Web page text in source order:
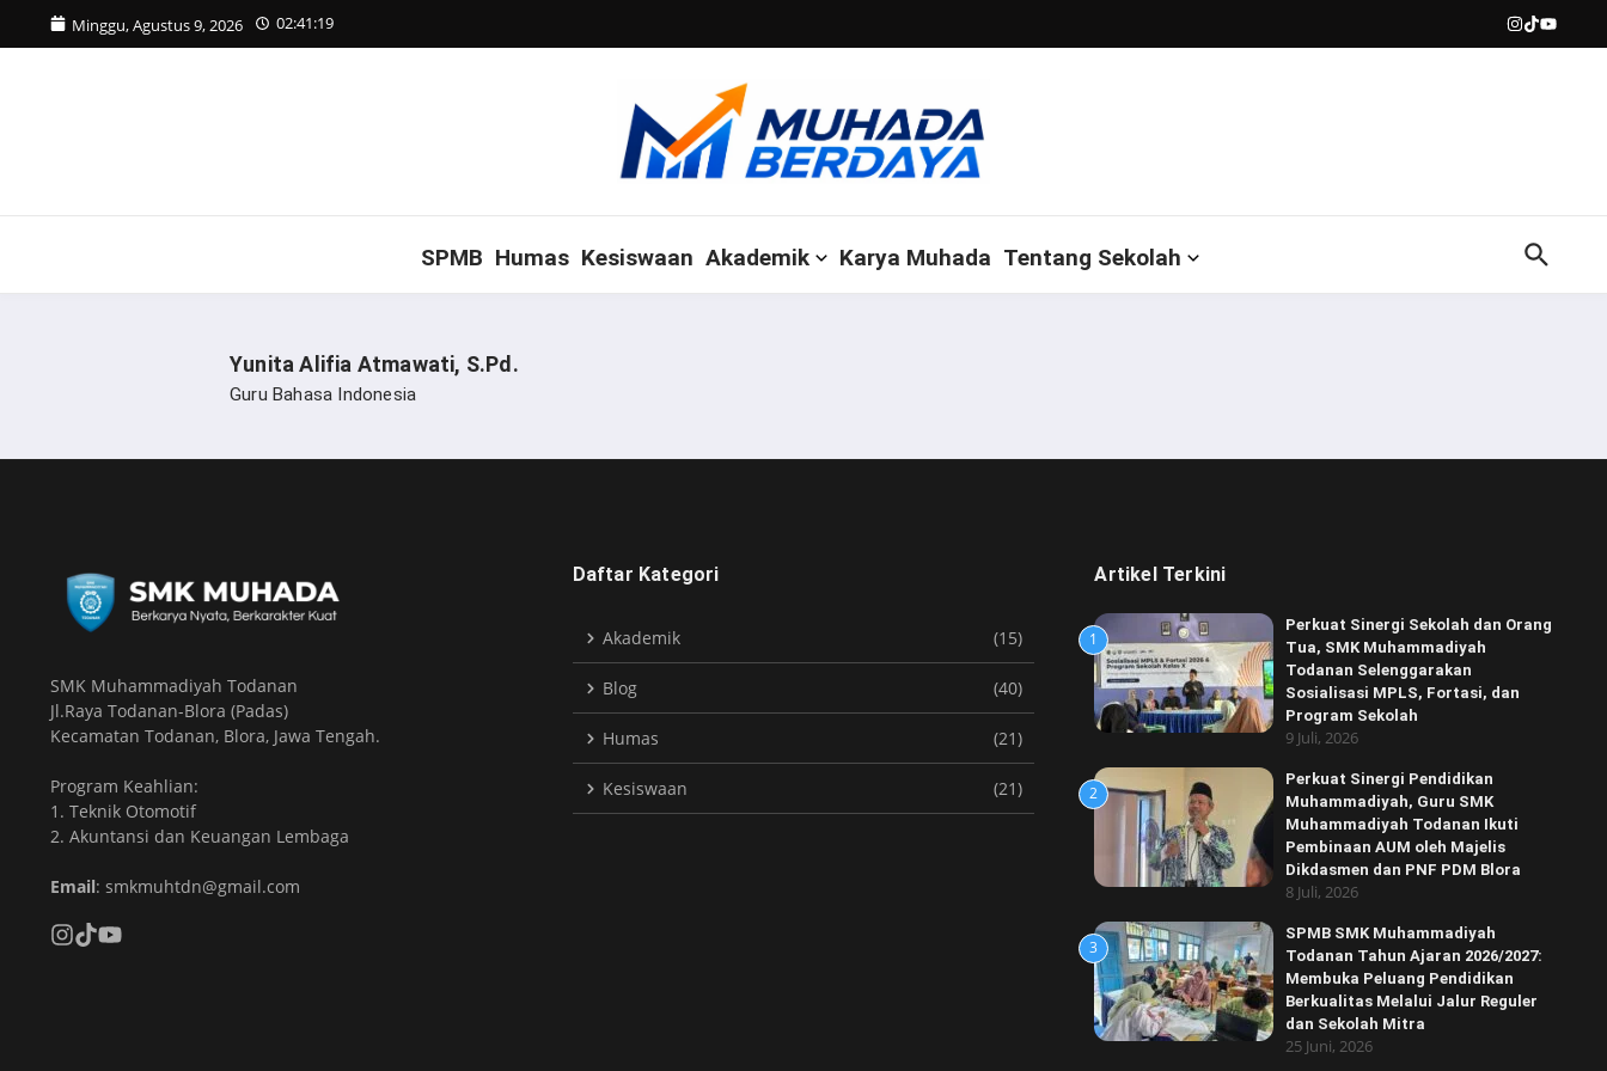
Lewati ke konten
Minggu, Agustus 9, 2026 02:41:19
SPMB Humas Kesiswaan Akademik Karya Muhada Tentang Sekolah
Yunita Alifia Atmawati, S.Pd.
Guru Bahasa Indonesia
SMK Muhammadiyah Todanan
Jl.Raya Todanan-Blora (Padas)
Kecamatan Todanan, Blora, Jawa Tengah.
Program Keahlian:
1. Teknik Otomotif
2. Akuntansi dan Keuangan Lembaga
Email: smkmuhtdn@gmail.com
Daftar Kategori
Akademik (15)
Blog (40)
Humas (21)
Kesiswaan (21)
Artikel Terkini
1
Perkuat Sinergi Sekolah dan Orang
Tua, SMK Muhammadiyah
Todanan Selenggarakan
Sosialisasi MPLS, Fortasi, dan
Program Sekolah
9 Juli, 2026
2
Perkuat Sinergi Pendidikan
Muhammadiyah, Guru SMK
Muhammadiyah Todanan Ikuti
Pembinaan AUM oleh Majelis
Dikdasmen dan PNF PDM Blora
8 Juli, 2026
3
SPMB SMK Muhammadiyah
Todanan Tahun Ajaran 2026/2027:
Membuka Peluang Pendidikan
Berkualitas Melalui Jalur Reguler
dan Sekolah Mitra
25 Juni, 2026